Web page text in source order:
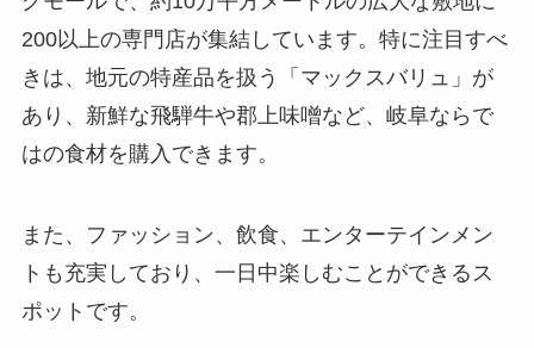
200以上の専門店が集結しています。特に注目すべ
きは、地元の特産品を扱う「マックスバリュ」が
あり、新鮮な飛騨牛や郡上味噌など、岐阜ならで
はの食材を購入できます。
また、ファッション、飲食、エンターテインメン
トも充実しており、一日中楽しむことができるス
ポットです。